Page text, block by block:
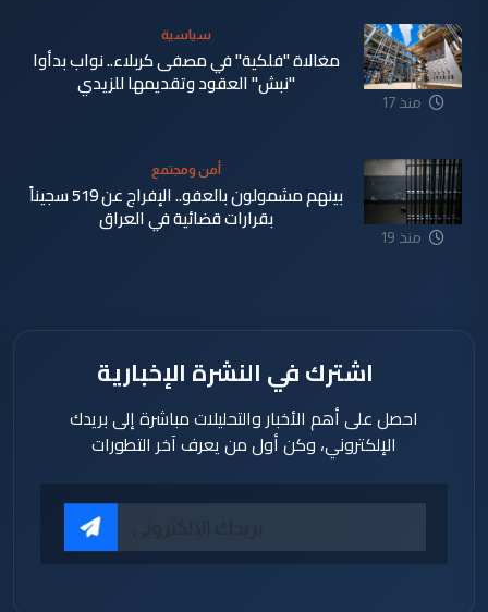
منذ 17
سياسية
مغالاة "فلكية" في مصفى كربلاء.. نواب بدأوا
"نبش" العقود وتقديمها للزيدي
منذ 19
أمن ومجتمع
بينهم مشمولون بالعفو.. الإفراج عن 519 سجيناً
بقرارات قضائية في العراق
اشترك في النشرة الإخبارية
احصل على أهم الأخبار والتحليلات مباشرة إلى بريدك
الإلكتروني، وكن أول من يعرف آخر التطورات